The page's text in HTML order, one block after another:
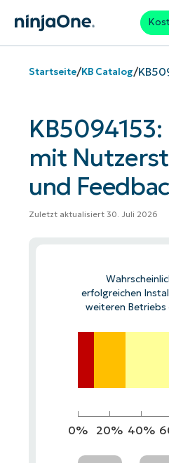
Startseite/KB Catalog/
mit
und
Zuletzt aktualisiert 30. Juli 2026
erfolgreichen
weiteren Betriebs
0% 20% 40%